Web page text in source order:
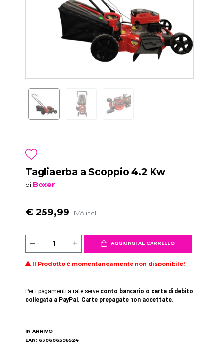
Tagliaerba a Scoppio 4.2 Kw
di Boxer
€ 259,99 IVA incl.
AGGIUNGI AL CARRELLO
Il Prodotto è momentaneamente non disponibile!
Per i pagamenti a rate serve conto bancario o carta di debito
collegata a PayPal. Carte prepagate non accettate.
IN ARRIVO
EAN: 630606596524